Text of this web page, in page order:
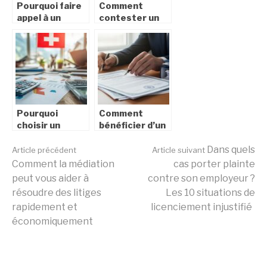
Pourquoi faire
appel à un
spécialisé pour
vos recours
administratifs
et judiciaires
Comment
contester un
MDPH en
suivant les
bonnes étapes
Pourquoi
choisir un
comptable
expérimenté
pour votre
entreprise en
Suisse
Comment
bénéficier d’un
d’accompagnement
pour les
facilement
Lire
la
suite
Article précédent
Comment la médiation
peut vous aider à
résoudre des litiges
rapidement et
économiquement
Article suivant Dans quels
cas porter plainte
contre son employeur ?
Les 10 situations de
licenciement injustifié